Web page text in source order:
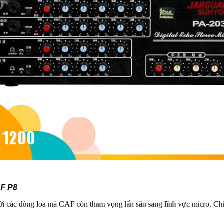
P8
các dòng loa mà CAF còn tham vọng lấn sân sang lĩnh vực micro.